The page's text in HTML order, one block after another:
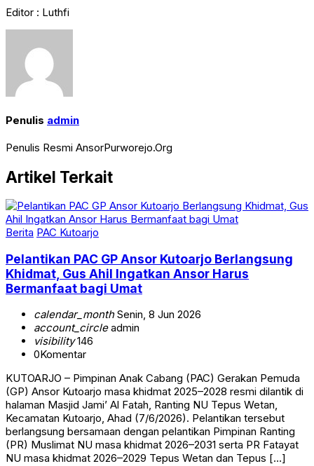
Editor : Luthfi
Penulis admin
Penulis Resmi AnsorPurworejo.Org
Artikel Terkait
Berita PAC Kutoarjo
Pelantikan PAC GP Ansor Kutoarjo Berlangsung
Khidmat, Gus Ahil Ingatkan Ansor Harus
Bermanfaat bagi Umat
calendar_monthSenin, 8 Jun 2026
account_circleadmin
visibility146
0Komentar
KUTOARJO – Pimpinan Anak Cabang (PAC) Gerakan Pemuda
(GP) Ansor Kutoarjo masa khidmat 2025–2028 resmi dilantik di
halaman Masjid Jami’ Al Fatah, Ranting NU Tepus Wetan,
Kecamatan Kutoarjo, Ahad (7/6/2026). Pelantikan tersebut
berlangsung bersamaan dengan pelantikan Pimpinan Ranting
(PR) Muslimat NU masa khidmat 2026–2031 serta PR Fatayat
NU masa khidmat 2026–2029 Tepus Wetan dan Tepus […]